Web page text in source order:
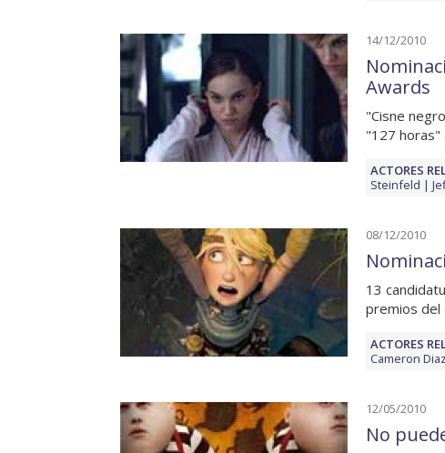
14/12/2010
Awards
"Cisne
"127 horas"
ACTORES
Steinfeld
08/12/2010
13
premios del
ACTORES
Cameron Diaz
12/05/2010
No